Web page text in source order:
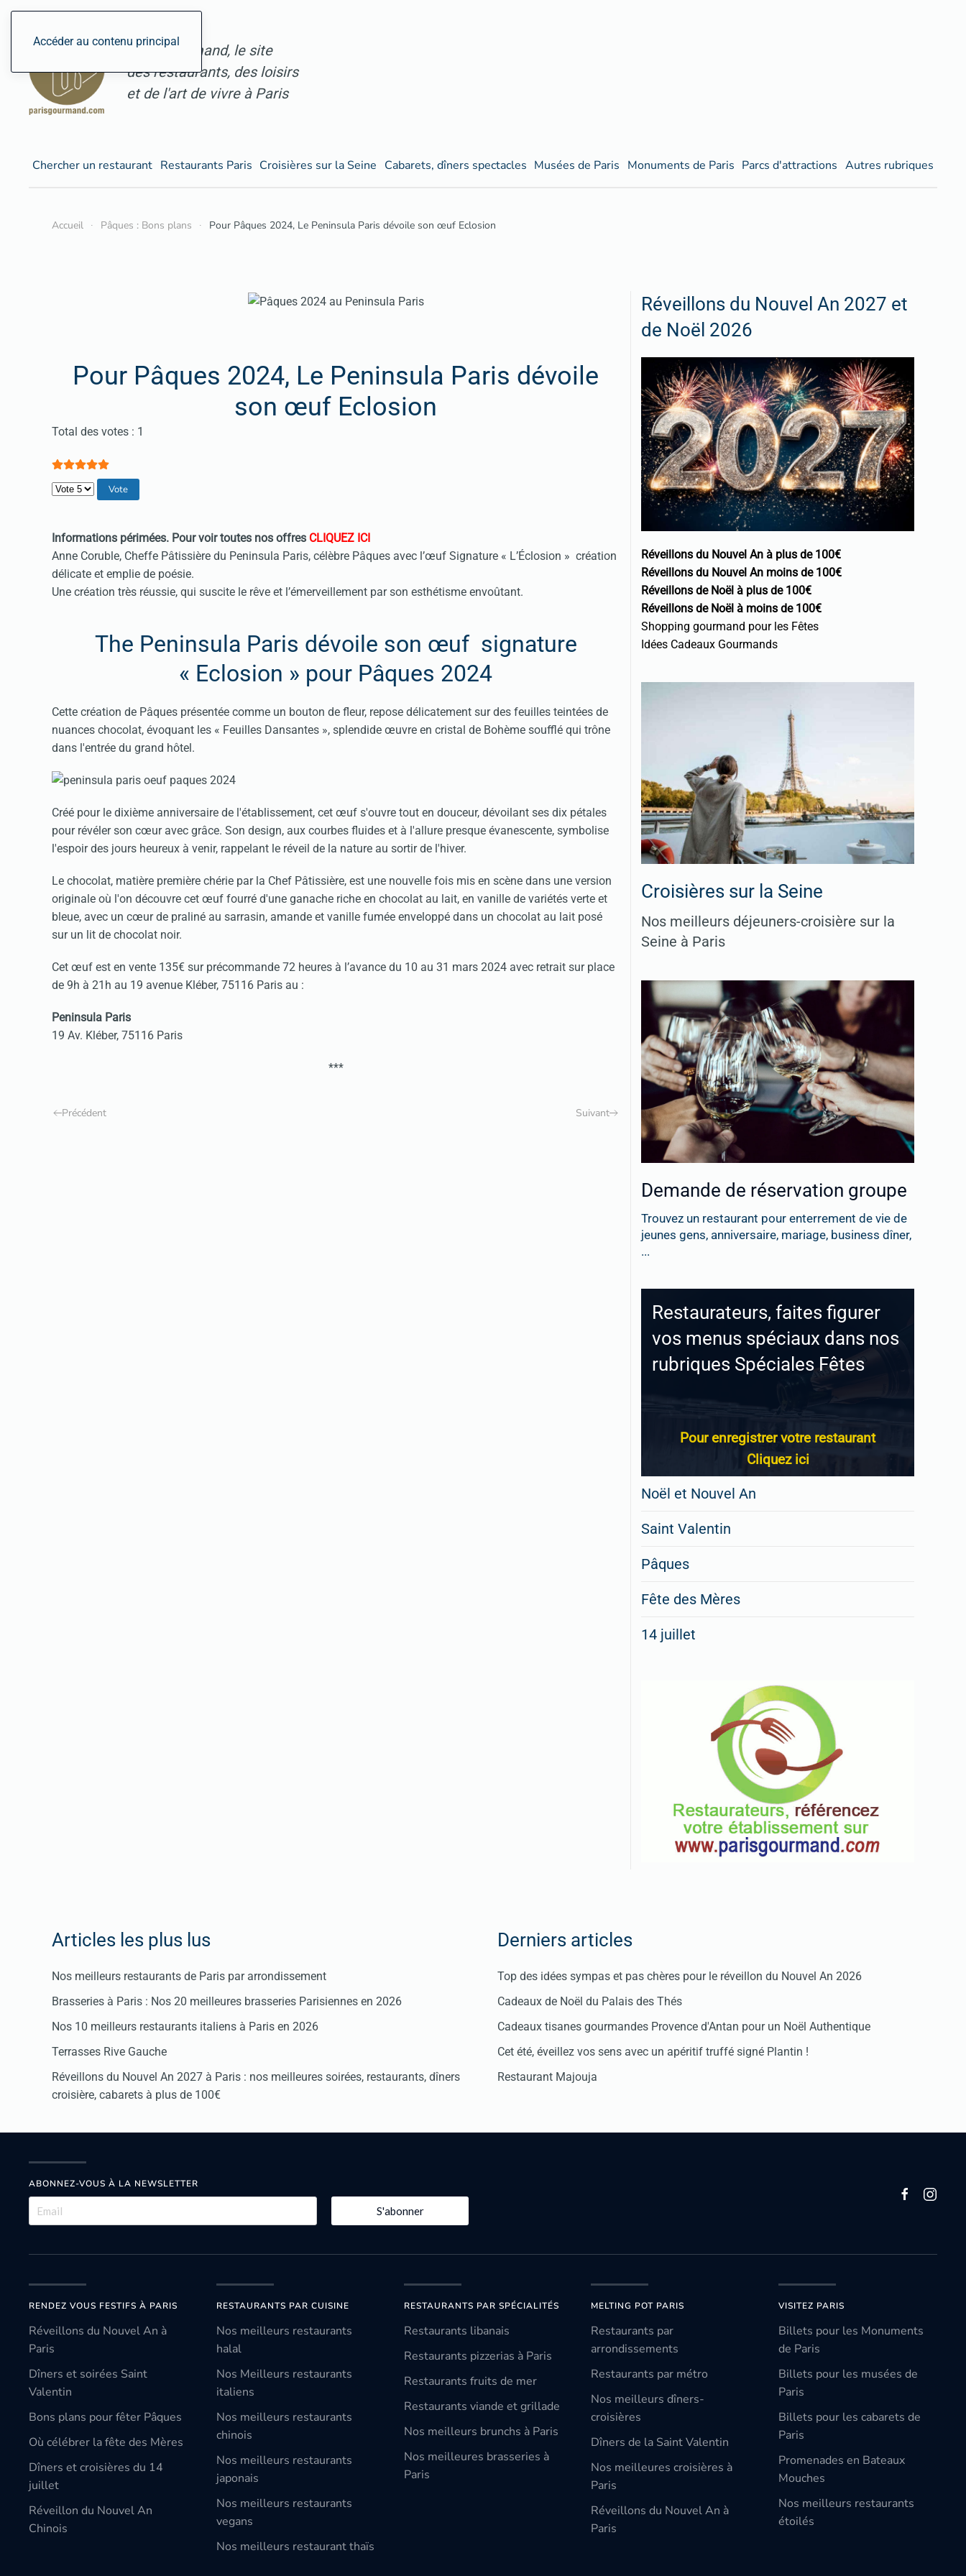
Accéder au contenu principal
ParisGourmand, le site
des restaurants, des loisirs
et de l'art de vivre à Paris
Chercher un restaurant Restaurants Paris Croisières sur la Seine Cabarets, dîners spectacles Musées de Paris Monuments de Paris Parcs d'attractions Autres rubriques
Accueil Pâques : Bons plans Pour Pâques 2024, Le Peninsula Paris dévoile son œuf Eclosion
Pour Pâques 2024, Le Peninsula Paris dévoile
son œuf Eclosion
Vote utilisateur:5/
Total des votes : 1
Veuillez voter
Informations périmées. Pour voir toutes nos offres CLIQUEZ ICI
Anne Coruble, Cheffe Pâtissière du Peninsula Paris, célèbre Pâques avec l’œuf Signature « L’Éclosion » création
délicate et emplie de poésie.
Une création très réussie, qui suscite le rêve et l’émerveillement par son esthétisme envoûtant.
The Peninsula Paris dévoile son œuf signature
« Eclosion » pour Pâques 2024
Cette création de Pâques présentée comme un bouton de fleur, repose délicatement sur des feuilles teintées de
nuances chocolat, évoquant les « Feuilles Dansantes », splendide œuvre en cristal de Bohème soufflé qui trône
dans l'entrée du grand hôtel.
Créé pour le dixième anniversaire de l'établissement, cet œuf s'ouvre tout en douceur, dévoilant ses dix pétales
pour révéler son cœur avec grâce. Son design, aux courbes fluides et à l'allure presque évanescente, symbolise
l'espoir des jours heureux à venir, rappelant le réveil de la nature au sortir de l'hiver.
Le chocolat, matière première chérie par la Chef Pâtissière, est une nouvelle fois mis en scène dans une version
originale où l'on découvre cet œuf fourré d'une ganache riche en chocolat au lait, en vanille de variétés verte et
bleue, avec un cœur de praliné au sarrasin, amande et vanille fumée enveloppé dans un chocolat au lait posé
sur un lit de chocolat noir.
Cet œuf est en vente 135€ sur précommande 72 heures à l’avance du 10 au 31 mars 2024 avec retrait sur place
de 9h à 21h au 19 avenue Kléber, 75116 Paris au :
Peninsula Paris
19 Av. Kléber, 75116 Paris
***
Précédent Suivant
Réveillons du Nouvel An 2027 et
de Noël 2026
Réveillons du Nouvel An à plus de 100€
Réveillons du Nouvel An moins de 100€
Réveillons de Noël à plus de 100€
Réveillons de Noël à moins de 100€
Shopping gourmand pour les Fêtes
Idées Cadeaux Gourmands
Croisières sur la Seine
Nos meilleurs déjeuners-croisière sur la
Seine à Paris
Demande de réservation groupe
Trouvez un restaurant pour enterrement de vie de
jeunes gens, anniversaire, mariage, business dîner,
...
Restaurateurs, faites figurer
vos menus spéciaux dans nos
rubriques Spéciales Fêtes
Pour enregistrer votre restaurant
Cliquez ici
Noël et Nouvel An
Saint Valentin
Pâques
Fête des Mères
14 juillet
Articles les plus lus
Nos meilleurs restaurants de Paris par arrondissement
Brasseries à Paris : Nos 20 meilleures brasseries Parisiennes en 2026
Nos 10 meilleurs restaurants italiens à Paris en 2026
Terrasses Rive Gauche
Réveillons du Nouvel An 2027 à Paris : nos meilleures soirées, restaurants, dîners
croisière, cabarets à plus de 100€
Derniers articles
Top des idées sympas et pas chères pour le réveillon du Nouvel An 2026
Cadeaux de Noël du Palais des Thés
Cadeaux tisanes gourmandes Provence d'Antan pour un Noël Authentique
Cet été, éveillez vos sens avec un apéritif truffé signé Plantin !
Restaurant Majouja
ABONNEZ-VOUS À LA NEWSLETTER
S'abonner
RENDEZ VOUS FESTIFS À PARIS
Réveillons du Nouvel An à
Paris
Dîners et soirées Saint
Valentin
Bons plans pour fêter Pâques
Où célébrer la fête des Mères
Dîners et croisières du 14
juillet
Réveillon du Nouvel An
Chinois
RESTAURANTS PAR CUISINE
Nos meilleurs restaurants
halal
Nos Meilleurs restaurants
italiens
Nos meilleurs restaurants
chinois
Nos meilleurs restaurants
japonais
Nos meilleurs restaurants
vegans
Nos meilleurs restaurant thaïs
RESTAURANTS PAR SPÉCIALITÉS
Restaurants libanais
Restaurants pizzerias à Paris
Restaurants fruits de mer
Restaurants viande et grillade
Nos meilleurs brunchs à Paris
Nos meilleures brasseries à
Paris
MELTING POT PARIS
Restaurants par
arrondissements
Restaurants par métro
Nos meilleurs dîners-
croisières
Dîners de la Saint Valentin
Nos meilleures croisières à
Paris
Réveillons du Nouvel An à
Paris
VISITEZ PARIS
Billets pour les Monuments
de Paris
Billets pour les musées de
Paris
Billets pour les cabarets de
Paris
Promenades en Bateaux
Mouches
Nos meilleurs restaurants
étoilés